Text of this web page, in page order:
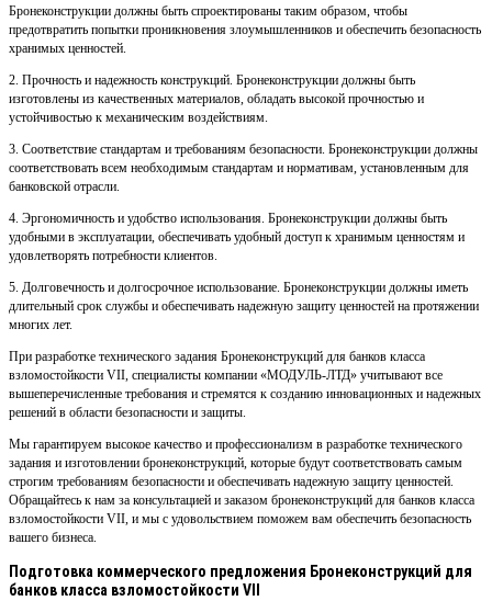
Бронеконструкции должны быть спроектированы таким образом, чтобы
предотвратить попытки проникновения злоумышленников и обеспечить безопасность
хранимых ценностей.
2. Прочность и надежность конструкций. Бронеконструкции должны быть
изготовлены из качественных материалов, обладать высокой прочностью и
устойчивостью к механическим воздействиям.
3. Соответствие стандартам и требованиям безопасности. Бронеконструкции должны
соответствовать всем необходимым стандартам и нормативам, установленным для
банковской отрасли.
4. Эргономичность и удобство использования. Бронеконструкции должны быть
удобными в эксплуатации, обеспечивать удобный доступ к хранимым ценностям и
удовлетворять потребности клиентов.
5. Долговечность и долгосрочное использование. Бронеконструкции должны иметь
длительный срок службы и обеспечивать надежную защиту ценностей на протяжении
многих лет.
При разработке технического задания Бронеконструкций для банков класса
взломостойкости VII, специалисты компании «МОДУЛЬ-ЛТД» учитывают все
вышеперечисленные требования и стремятся к созданию инновационных и надежных
решений в области безопасности и защиты.
Мы гарантируем высокое качество и профессионализм в разработке технического
задания и изготовлении бронеконструкций, которые будут соответствовать самым
строгим требованиям безопасности и обеспечивать надежную защиту ценностей.
Обращайтесь к нам за консультацией и заказом бронеконструкций для банков класса
взломостойкости VII, и мы с удовольствием поможем вам обеспечить безопасность
вашего бизнеса.
Подготовка коммерческого предложения Бронеконструкций для
банков класса взломостойкости VII